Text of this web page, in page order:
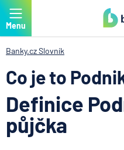
Menu
Banky.czSlovník
Co je to
Definice
půjčka